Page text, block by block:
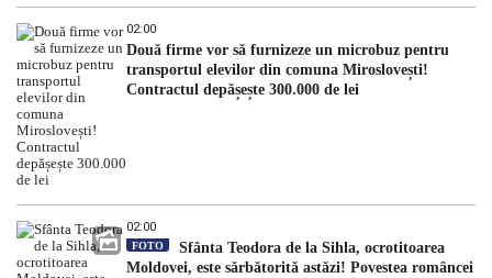
02:00
Două firme vor să furnizeze un microbuz pentru
transportul elevilor din comuna Miroslovești!
Contractul depășește 300.000 de lei
02:00
FOTO
Sfânta Teodora de la Sihla, ocrotitoarea
Moldovei, este sărbătorită astăzi! Povestea româncei